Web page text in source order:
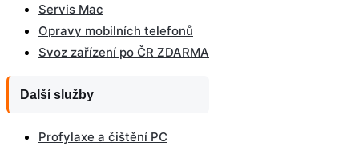
Servis Mac
Opravy mobilních telefonů
Svoz zařízení po ČR ZDARMA
Další služby
Profylaxe a čištění PC